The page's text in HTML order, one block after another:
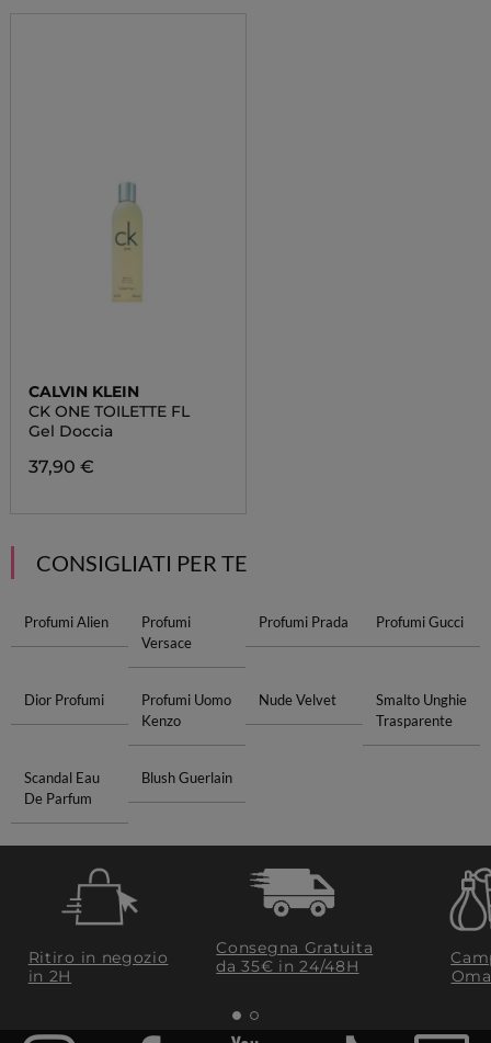
CALVIN KLEIN
CK ONE TOILETTE FL
Gel Doccia
37,90 €
CONSIGLIATI PER TE
Profumi Alien
Profumi
Versace
Profumi Prada Profumi Gucci
Dior Profumi
Profumi Uomo
Kenzo
Nude Velvet
Smalto Unghie
Trasparente
Scandal Eau
De Parfum
Blush Guerlain
Ritiro in negozio
in 2H
Consegna Gratuita
da 35€​ in 24/48H